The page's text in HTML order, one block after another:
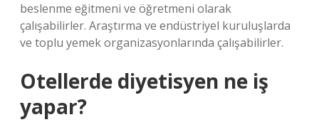
beslenme eğitmeni ve öğretmeni olarak
çalışabilirler. Araştırma ve endüstriyel kuruluşlarda
ve toplu yemek organizasyonlarında çalışabilirler.
Otellerde diyetisyen ne iş
yapar?